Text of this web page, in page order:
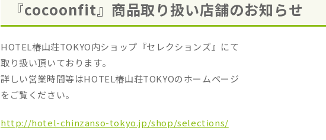
『cocoonfit』商品取り扱い店舗のお知らせ
HOTEL椿山荘TOKYO内ショップ『セレクションズ』にて
取り扱い頂いております。
詳しい営業時間等はHOTEL椿山荘TOKYOのホームページ
をご覧ください。
http://hotel-chinzanso-tokyo.jp/shop/selections/